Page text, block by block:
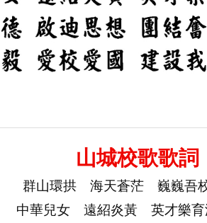
山城校歌歌詞
群山環拱 海天蒼茫 巍巍吾
中華兒女 遠紹炎黃 英才樂育